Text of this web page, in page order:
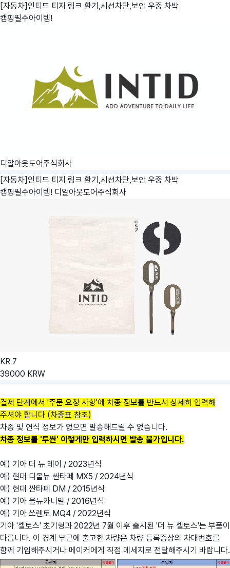
[자동차]인티드 티지 링크 환기,시선차단,보안 우중 차박
캠핑필수아이템!
디알아웃도어주식회사
[자동차]인티드 티지 링크 환기,시선차단,보안 우중 차박
캠핑필수아이템! 디알아웃도어주식회사
KR 7
39000 KRW
결제 단계에서 '주문 요청 사항'에 차종 정보를 반드시 상세히 입력해
주셔야 합니다 (차종표 참조)
차종 및 연식 정보가 없으면 발송해드릴 수 없습니다.
차종 정보를 '투싼' 이렇게만 입력하시면 발송 불가입니다.
예) 기아 더 뉴 레이 / 2023년식
예) 현대 디올뉴 싼타페 MX5 / 2024년식
예) 현대 싼타페 DM / 2015년식
예) 기아 올뉴카니발 / 2016년식
예) 기아 쏘렌토 MQ4 / 2022년식
기아 '셀토스' 초기형과 2022년 7월 이후 출시된 '더 뉴 셀토스'는 부품이
다릅니다. 이 경계 부근에 출고한 차량은 차량 등록증상의 차대번호를
함께 기입해주시거나 메이커에게 직접 메세지로 전달해주시기 바랍니다.